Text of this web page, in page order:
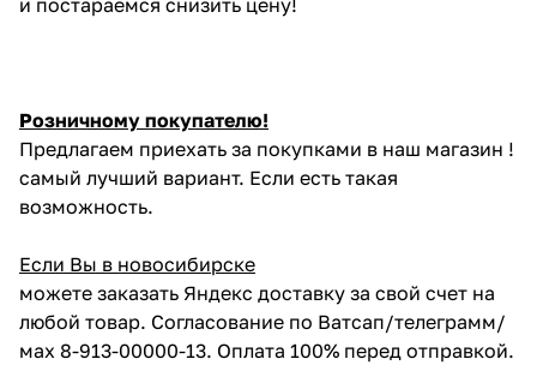
Розничному покупателю!
Предлагаем приехать за покупками в наш магазин !
самый лучший вариант. Если есть такая
возможность.
Если Вы в новосибирске
можете заказать Яндекс доставку за свой счет на
любой товар. Согласование по Ватсап/телеграмм/
мах 8-913-00000-13. Оплата 100% перед отправкой.